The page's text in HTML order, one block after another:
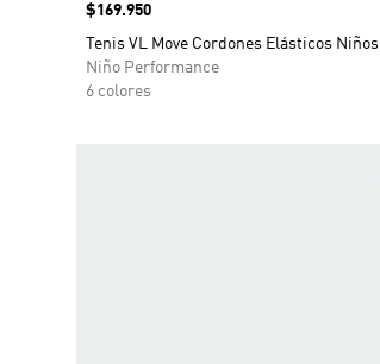
Precio
$169.950
Tenis VL Move Cordones Elásticos Niños
Niño Performance
6 colores